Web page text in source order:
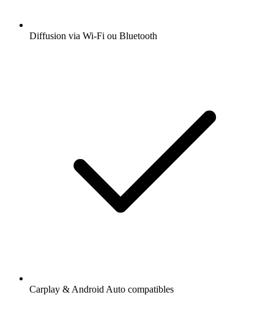
Diffusion via Wi-Fi ou Bluetooth
Carplay & Android Auto compatibles